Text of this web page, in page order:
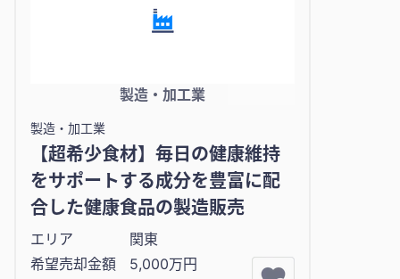
製造・加工業
製造・加工業
【超希少食材】毎日の健康維持
をサポートする成分を豊富に配
合した健康食品の製造販売
エリア
関東
希望売却金額
5,000万円